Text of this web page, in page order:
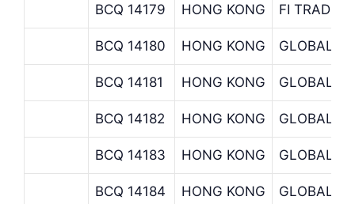
BCQ 14179 HONG KONG FI TRADE
BCQ 14180 HONG KONG GLOBAL
BCQ 14181 HONG KONG GLOBAL
BCQ 14182 HONG KONG GLOBAL
BCQ 14183 HONG KONG GLOBAL
BCQ 14184 HONG KONG GLOBAL